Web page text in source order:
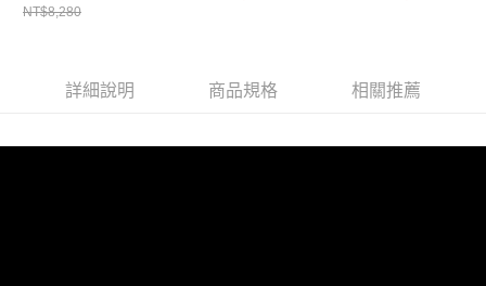
NT$8,280
詳細說明 商品規格 相關推薦